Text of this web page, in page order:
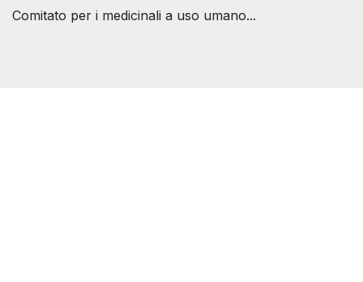
Comitato per i medicinali a uso umano...